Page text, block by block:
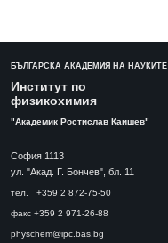
БЪЛГАРСКА АКАДЕМИЯ НА НАУКИТЕ
Институт по
физикохимия
"Академик Ростислав Каишев"
София 1113
ул. "Акад. Г. Бончев", бл. 11
тел. +359 2 872-75-50
факс +359 2 971-26-88
physchem@ipc.bas.bg